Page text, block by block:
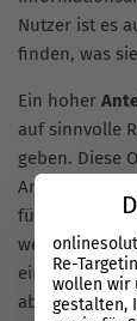
Nutzer ist es
finden, was
Ein hoher
auf sinnvolle
geben. Diese
Ansprache
für
weitere
einen Kauf
abonnieren.
Re-
wollen wir
gestalten,